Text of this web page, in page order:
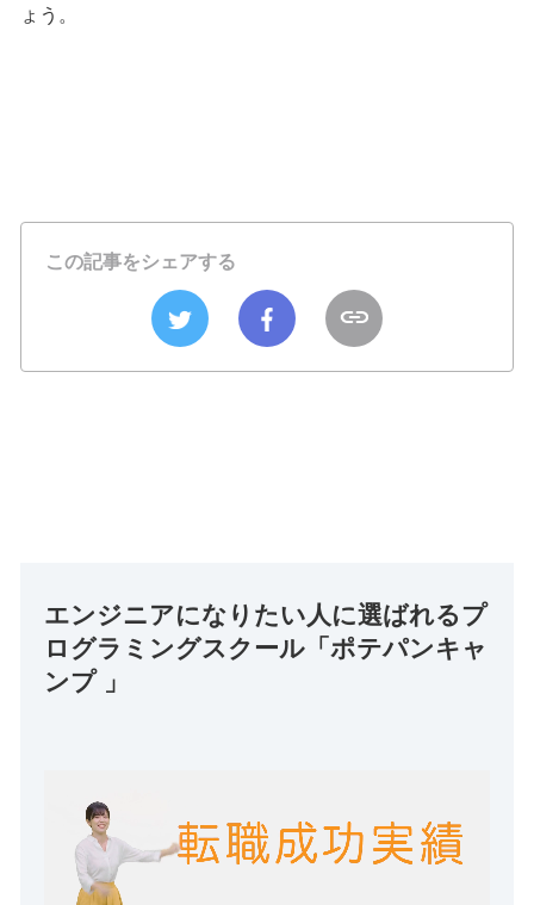
ょう。
この記事をシェアする
エンジニアになりたい人に選ばれるプ
ログラミングスクール「ポテパンキャ
ンプ 」